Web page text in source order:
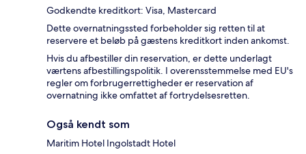
Godkendte kreditkort: Visa, Mastercard
Dette overnatningssted forbeholder sig retten til at
reservere et beløb på gæstens kreditkort inden ankomst.
Hvis du afbestiller din reservation, er dette underlagt
værtens afbestillingspolitik. I overensstemmelse med EU's
regler om forbrugerrettigheder er reservation af
overnatning ikke omfattet af fortrydelsesretten.
Også kendt som
Maritim Hotel Ingolstadt Hotel